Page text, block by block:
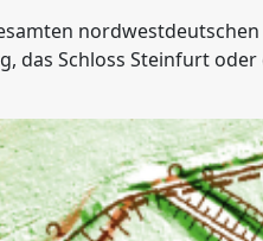
das Schloss Steinfurt